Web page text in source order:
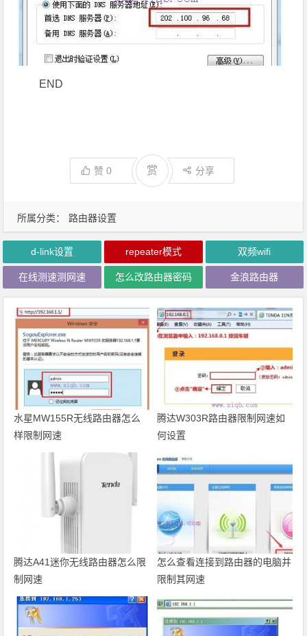
所属分类： 路由器设置
END
赞0 赏 分享
d-link设置 repeater模式 双频wifi
在线测速测网速 怎么改路由器密码 金浪路由器
水星MW155R无线路由器怎么
样限制网速
腾达W303R路由器限制网速如
何设置
腾达A41迷你无线路由器怎么限
制网速
怎么查看连接到路由器的电脑并
限制其网速